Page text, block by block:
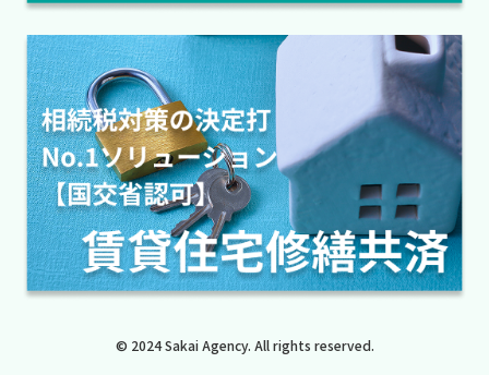
© 2024 Sakai Agency. All rights reserved.